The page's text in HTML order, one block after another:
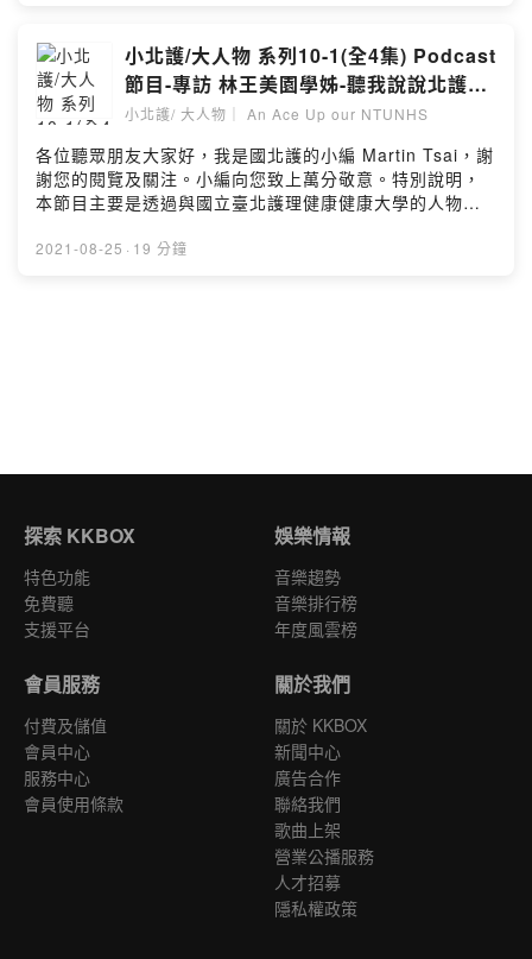
https://donation.ntunhs.edu.tw/Powered by Firstory
Hosting
域發光發熱。在職場上的時光，透過制定護理人員業務標
準、從立法面確立了護理人員的權利及義務。也曾任台北
市衛生局副局長 致力推廣「家庭計畫」、促進偏鄉、山區
民眾的醫療保健服務。在第三集 學姊談到全心投入推動
了身體。先生便要學姐暫停公家工作隨他前往日本休養一
段時間。此期間，學姊也沒閒下來，在「日本國際看護交
流協會」工作服務的期間，為其編著了涵蓋67個國家的
她日後在國內推動護理人員工作正常化、法制化，打下良
https://donation.ntunhs.edu.tw/Powered by Firstory
學"，就是"乎你健康"大學，進而一起為國人的健康盡心
力。連結在下面
↓↓↓↓↓↓↓↓https://donation.ntunhs.edu.tw/本節目是
由北護 校友刊物「小北護/大人物」人物專訪系列的所衍生
實驗性的Podcast 節目。訪問的對象可能是校友、老師、
學生、職員、甚至是北護的好鄰居。 希望透過訪問每位與
學校關係密切的夥伴，一起編織屬於你我的北護故事。---
以下正文影片內容說明---今天邀請來分享故事的是 北護三
專第一屆的資深校友 #林王美園女士 (第10期訪談節目內容
實習、台北市衛生局護理科科長的等要職，在推動「台北
遺餘力。學姊在講述到這段過往時，也提到 #徐藹諸先
生、#朱寶鈿先生、#陸雲娥先生等，與北護關聯密切的前
輩師長。在本集節目中，您可以聽到林王學姐，在畢業之
後探索職涯的歷程，她不停的挑戰更新更高難度的公衛志
業；在發現自己有所不足時，克服了重重障礙積極進修，
遠赴海外實習、考察，也為國內的公衛能量注入新的能
量。接下來，就請您一同聆聽這集的精采故事。#您可透過
以下連結贊助國立臺北護理健康大學，以實際行動支持學
校的辦學理念https://donation.ntunhs.edu.tw/Powered
by Firstory Hosting
小北護/大人物 系列10-1(全4集) Podcast
節目-專訪 林王美園學姊-聽我說說北護的
故事
小北護/ 大人物｜ An Ace Up our NTUNHS
各位聽眾朋友大家好，我是國北護的小編 Martin Tsai，謝
謝您的閱覽及關注。小編向您致上萬分敬意。特別說明，
本節目主要是透過與國立臺北護理健康健康大學的人物紀
項目(如廣告收益、或業配等)。#但是，您仍可透過下方連
共有四集，陸續推出)。當時師承夏德貞校長、朱寶鈿校長
職場上的時光，透過制定護理人員業務標準、從立法面確
立了護理人員的權利及義務。也曾任台北市衛生局副局長
致力推廣「家庭計畫」、促進偏鄉、山區民眾的醫療保健
會提到白衣天使的服裝代表意涵。您可曾想過，護理人員
的白衣白帽，代表的是「純淨、智慧、博愛」的象徵呢?接
下來，就請您一同聆聽這集的精采故事。#您可透過以下連
結贊助國立臺北護理健康大學，以實際行動支持學校的辦
學理念https://donation.ntunhs.edu.tw/Powered by
Firstory Hosting
2021-08-25 · 19 分鐘
探索 KKBOX
特色功能
免費聽
支援平台
娛樂情報
音樂趨勢
音樂排行榜
年度風雲榜
會員服務
付費及儲值
會員中心
服務中心
會員使用條款
關於我們
關於 KKBOX
新聞中心
廣告合作
聯絡我們
歌曲上架
營業公播服務
人才招募
隱私權政策